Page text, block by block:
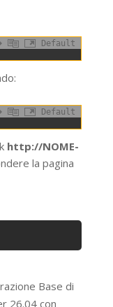
Default
Default
http://NOME-
la pagina
Base di
26.04 con